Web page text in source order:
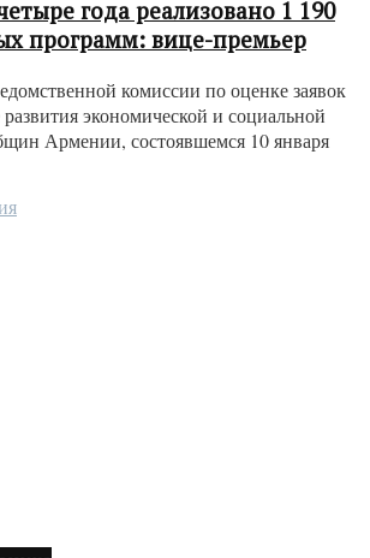
года реализовано 1 190
программ: вице-премьер
комиссии по оценке заявок
экономической и социальной
Армении, состоявшемся 10 января